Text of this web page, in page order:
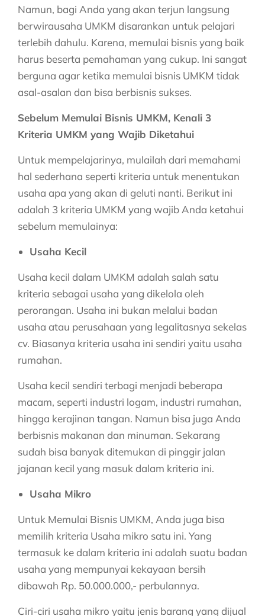
Namun, bagi Anda yang akan terjun langsung
berwirausaha UMKM disarankan untuk pelajari
terlebih dahulu. Karena, memulai bisnis yang baik
harus beserta pemahaman yang cukup. Ini sangat
berguna agar ketika memulai bisnis UMKM tidak
asal-asalan dan bisa berbisnis sukses.
Sebelum Memulai Bisnis UMKM, Kenali 3
Kriteria UMKM yang Wajib Diketahui
Untuk mempelajarinya, mulailah dari memahami
hal sederhana seperti kriteria untuk menentukan
usaha apa yang akan di geluti nanti. Berikut ini
adalah 3 kriteria UMKM yang wajib Anda ketahui
sebelum memulainya:
Usaha Kecil
Usaha kecil dalam UMKM adalah salah satu
kriteria sebagai usaha yang dikelola oleh
perorangan. Usaha ini bukan melalui badan
usaha atau perusahaan yang legalitasnya sekelas
cv. Biasanya kriteria usaha ini sendiri yaitu usaha
rumahan.
Usaha kecil sendiri terbagi menjadi beberapa
macam, seperti industri logam, industri rumahan,
hingga kerajinan tangan. Namun bisa juga Anda
berbisnis makanan dan minuman. Sekarang
sudah bisa banyak ditemukan di pinggir jalan
jajanan kecil yang masuk dalam kriteria ini.
Usaha Mikro
Untuk Memulai Bisnis UMKM, Anda juga bisa
memilih kriteria Usaha mikro satu ini. Yang
termasuk ke dalam kriteria ini adalah suatu badan
usaha yang mempunyai kekayaan bersih
dibawah Rp. 50.000.000,- perbulannya.
Ciri-ciri usaha mikro yaitu jenis barang yang dijual